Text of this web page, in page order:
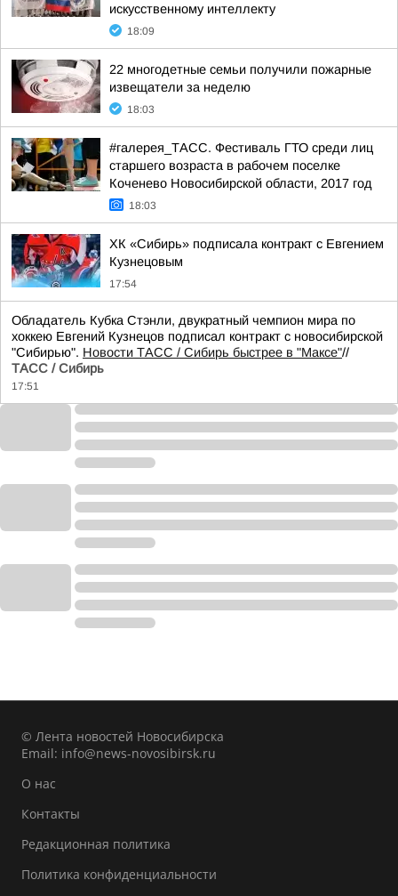
искусственному интеллекту
18:09
22 многодетные семьи получили пожарные
извещатели за неделю
18:03
#галерея_ТАСС. Фестиваль ГТО среди лиц
старшего возраста в рабочем поселке
Коченево Новосибирской области, 2017 год
18:03
ХК «Сибирь» подписала контракт с Евгением
Кузнецовым
17:54
Обладатель Кубка Стэнли, двукратный чемпион мира по
хоккею Евгений Кузнецов подписал контракт с новосибирской
"Сибирью". Новости ТАСС / Сибирь быстрее в "Mаксе"//
ТАСС / Сибирь
17:51
© Лента новостей Новосибирска
Email: info@news-novosibirsk.ru
О нас
Контакты
Редакционная политика
Политика конфиденциальности